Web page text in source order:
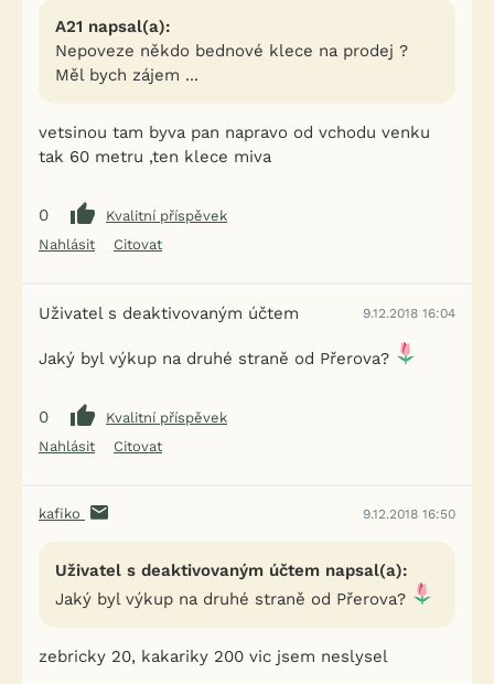
A21 napsal(a):
Nepoveze někdo bednové klece na prodej ?
Měl bych zájem ...
vetsinou tam byva pan napravo od vchodu venku
tak 60 metru ,ten klece miva
0
Kvalitní příspěvek
Nahlásit
Citovat
Uživatel s deaktivovaným účtem 9.12.2018 16:04
Jaký byl výkup na druhé straně od Přerova?
0
Kvalitní příspěvek
Nahlásit
Citovat
kafiko 9.12.2018 16:50
Uživatel s deaktivovaným účtem napsal(a):
Jaký byl výkup na druhé straně od Přerova?
zebricky 20, kakariky 200 vic jsem neslysel